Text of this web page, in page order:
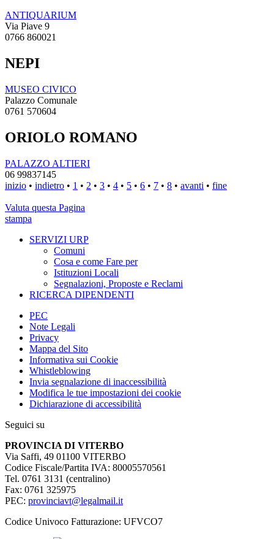
ANTIQUARIUM
Via Piave 9
0766 860021
NEPI
MUSEO CIVICO
Palazzo Comunale
0761 570604
ORIOLO ROMANO
PALAZZO ALTIERI
06 99837145
inizio • indietro • 1 • 2 • 3 • 4 • 5 • 6 • 7 • 8 • avanti • fine
Valuta questa Pagina
stampa
SERVIZI URP
Comuni
Cosa e come Fare per
Istituzioni Locali
Segnalazioni, Proposte e Reclami
RICERCA DIPENDENTI
PEC
Note Legali
Privacy
Mappa del Sito
Informativa sui Cookie
Whistleblowing
Invia segnalazione di inaccessibilità
Modifica le tue impostazioni dei cookie
Dichiarazione di accessibilità
Seguici su
PROVINCIA DI VITERBO
Via Saffi, 49 01100 VITERBO
Codice Fiscale/Partita IVA: 80005570561
Tel. 0761 3131 (centralino)
Fax: 0761 325975
PEC: provinciavt@legalmail.it
Codice Univoco Fatturazione: UFVCO7